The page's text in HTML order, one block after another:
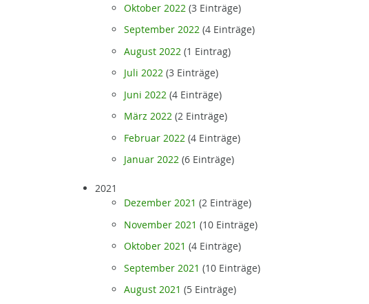
Oktober 2022 (3 Einträge)
September 2022 (4 Einträge)
August 2022 (1 Eintrag)
Juli 2022 (3 Einträge)
Juni 2022 (4 Einträge)
März 2022 (2 Einträge)
Februar 2022 (4 Einträge)
Januar 2022 (6 Einträge)
2021
Dezember 2021 (2 Einträge)
November 2021 (10 Einträge)
Oktober 2021 (4 Einträge)
September 2021 (10 Einträge)
August 2021 (5 Einträge)